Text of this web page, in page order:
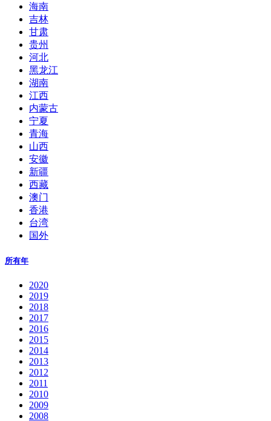
海南
吉林
甘肃
贵州
河北
黑龙江
湖南
江西
内蒙古
宁夏
青海
山西
安徽
新疆
西藏
澳门
香港
台湾
国外
所有年
2020
2019
2018
2017
2016
2015
2014
2013
2012
2011
2010
2009
2008